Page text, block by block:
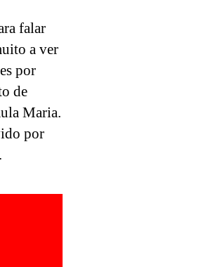
falar
a ver
por
de
Maria.
por